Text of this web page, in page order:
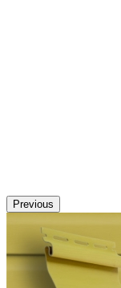
Previous